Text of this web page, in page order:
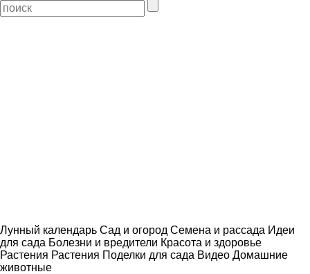
Лунный календарь Сад и огород Семена и рассада Идеи
для сада Болезни и вредители Красота и здоровье
Растения Растения Поделки для сада Видео Домашние
животные